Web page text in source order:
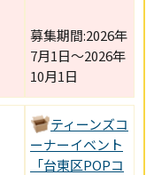
募集期間:2026年
7月1日～2026年
10月1日
ティーンズコ
ーナーイベント
「台東区POPコ